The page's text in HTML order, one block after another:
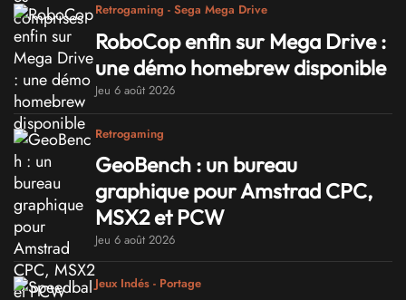
Retrogaming - Sega Mega Drive
RoboCop enfin sur Mega Drive :
une démo homebrew disponible
Jeu 6 août 2026
Retrogaming
GeoBench : un bureau
graphique pour Amstrad CPC,
MSX2 et PCW
Jeu 6 août 2026
Jeux Indés - Portage